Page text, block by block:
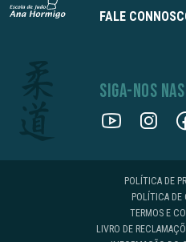
FALE
SIGA-NOS
POLÍTICA DE
POLÍTICA DE
TERMOS E
LIVRO DE